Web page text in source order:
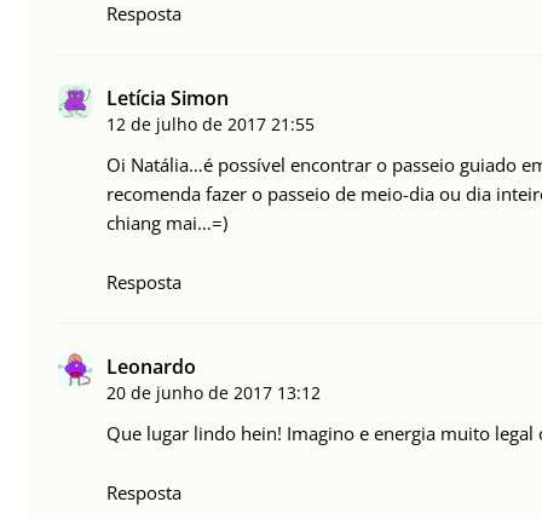
Resposta
Letícia Simon
12 de julho de 2017 21:55
Oi Natália…é possível encontrar o passeio guiado
recomenda fazer o passeio de meio-dia ou dia
chiang mai…=)
Resposta
Leonardo
20 de junho de 2017 13:12
Que lugar lindo hein! Imagino e energia muito
Resposta